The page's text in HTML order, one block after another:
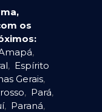
os
,
, Espírito
Gerais,
, Pará,
, Paraná,